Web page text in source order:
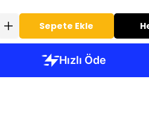
Sepete Ekle